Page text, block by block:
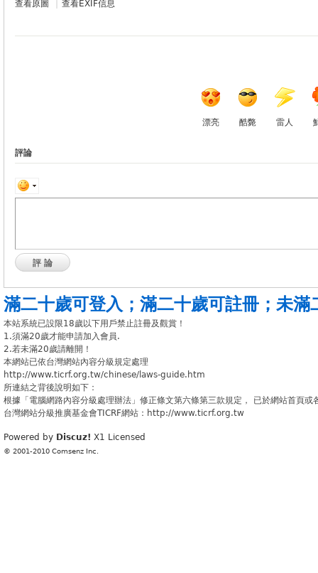
查看原圖 | 查看EXIF信息
漂亮 酷斃 雷人
評論
評論
滿二十歲可登入 ； 滿二十歲可註冊 ； 未滿
本站系統已設限18歲以下用戶禁止註冊及觀賞！
1.須滿20歲才能申請加入會員.
2.若未滿20歲請離開！
本網站已依台灣網站內容分級規定處理
http://www.ticrf.org.tw/chinese/laws-guide.htm
所連結之背後說明如下：
根據「電腦網路內容分級處理辦法」修正條文第六條第三款規定， 已於網站首頁
台灣網站分級推廣基金會TICRF網站：http://www.ticrf.org.tw
Powered by Discuz! X1 Licensed
© 2001-2010 Comsenz Inc.